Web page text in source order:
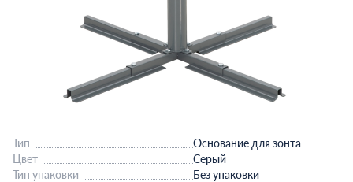
Тип
Основание для зонта
Цвет
Серый
Тип упаковки
Без упаковки